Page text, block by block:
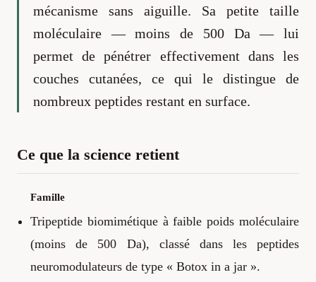
mécanisme sans aiguille. Sa petite taille
moléculaire — moins de 500 Da — lui
permet de pénétrer effectivement dans les
couches cutanées, ce qui le distingue de
nombreux peptides restant en surface.
Ce que la science retient
Famille
Tripeptide biomimétique à faible poids moléculaire
(moins de 500 Da), classé dans les peptides
neuromodulateurs de type « Botox in a jar ».